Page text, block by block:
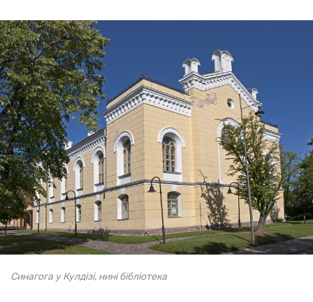
Синагога у Кулдізі, нині бібліотека